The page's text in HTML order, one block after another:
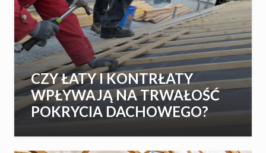
CZY ŁATY I KONTRŁATY
WPŁYWAJĄ NA TRWAŁOŚĆ
POKRYCIA DACHOWEGO?